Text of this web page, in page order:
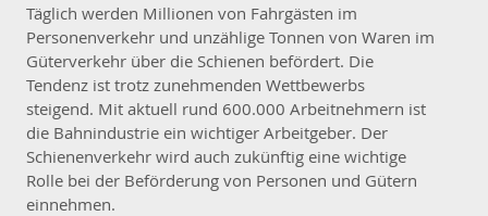
Täglich werden Millionen von Fahrgästen im
Personenverkehr und unzählige Tonnen von Waren im
Güterverkehr über die Schienen befördert. Die
Tendenz ist trotz zunehmenden Wettbewerbs
steigend. Mit aktuell rund 600.000 Arbeitnehmern ist
die Bahnindustrie ein wichtiger Arbeitgeber. Der
Schienenverkehr wird auch zukünftig eine wichtige
Rolle bei der Beförderung von Personen und Gütern
einnehmen.